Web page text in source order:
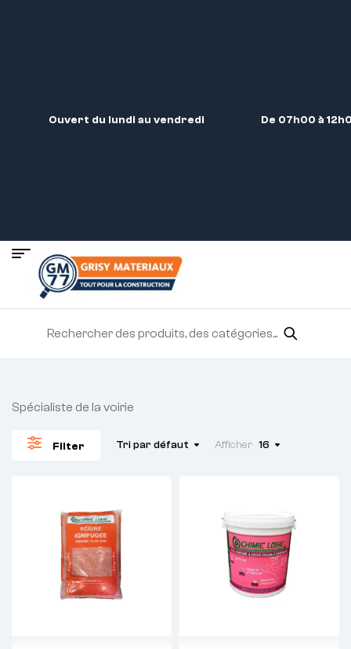
Ouvert du lundi au vendredi De 07h00 à
Spécialiste de la voirie
Filter Tri par défaut Afficher 16